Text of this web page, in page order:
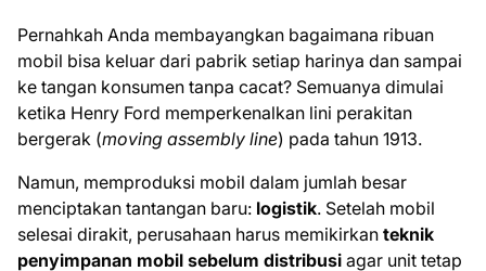
Pernahkah Anda membayangkan bagaimana ribuan
mobil bisa keluar dari pabrik setiap harinya dan sampai
ke tangan konsumen tanpa cacat? Semuanya dimulai
ketika Henry Ford memperkenalkan lini perakitan
bergerak (moving assembly line) pada tahun 1913.
Namun, memproduksi mobil dalam jumlah besar
menciptakan tantangan baru: logistik. Setelah mobil
selesai dirakit, perusahaan harus memikirkan teknik
penyimpanan mobil sebelum distribusi agar unit tetap